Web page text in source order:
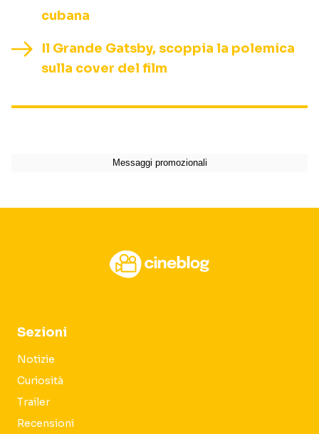
cubana
Il Grande Gatsby, scoppia la polemica
sulla cover del film
Sezioni
Notizie
Curiosità
Trailer
Recensioni